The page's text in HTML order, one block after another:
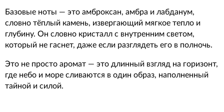
Базовые ноты — это амброксан, амбра и лабданум,
словно тёплый камень, извергающий мягкое тепло и
глубину. Он словно кристалл с внутренним светом,
который не гаснет, даже если разглядеть его в полночь.
Это не просто аромат — это длинный взгляд на горизонт,
где небо и море сливаются в один образ, наполненный
тайной и силой.